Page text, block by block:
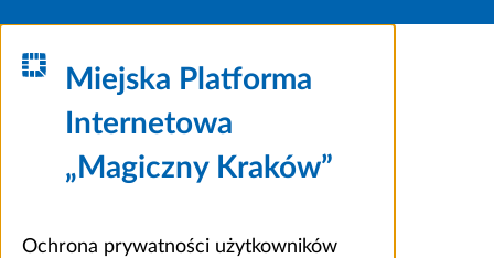
Miejska Platforma
Internetowa
„Magiczny Kraków”
Ochrona prywatności użytkowników